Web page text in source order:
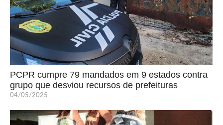
PCPR cumpre 79 mandados em 9 estados contra
grupo que desviou recursos de prefeituras
04/05/2025